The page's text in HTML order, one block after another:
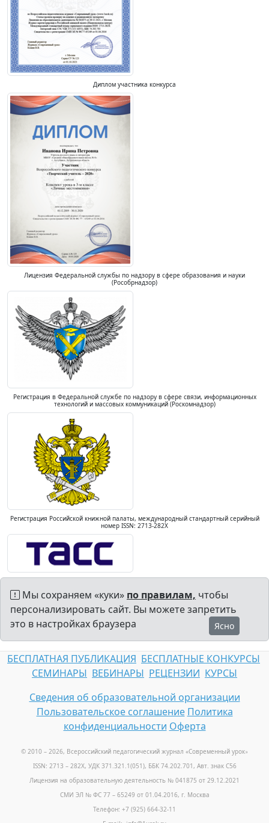
Диплом участника конкурса
Лицензия Федеральной службы по надзору в сфере образования и науки
(Рособрнадзор)
Регистрация в Федеральной службе по надзору в сфере связи, информационных
технологий и массовых коммуникаций (Роскомнадзор)
Регистрация Российской книжной палаты, международный стандартный серийный
номер ISSN: 2713-282X
Мы сохраняем «куки» по правилам, чтобы
персонализировать сайт. Вы можете запретить
это в настройках браузера
Ясно
БЕСПЛАТНАЯ ПУБЛИКАЦИЯ БЕСПЛАТНЫЕ КОНКУРСЫ
СЕМИНАРЫ ВЕБИНАРЫ РЕЦЕНЗИИ КУРСЫ
Сведения об образовательной организации
Пользовательское соглашение Политика
конфиденциальности Оферта
© 2010 – 2026, Всероссийский педагогический журнал «Современный урок»
ISSN: 2713 – 282X, УДК 371.321.1(051), ББК 74.202.701, Авт. знак С56
Лицензия на образовательную деятельность № 041875 от 29.12.2021
СМИ ЭЛ № ФС 77 – 65249 от 01.04.2016, г. Москва
Телефон: +7 (925) 664-32-11